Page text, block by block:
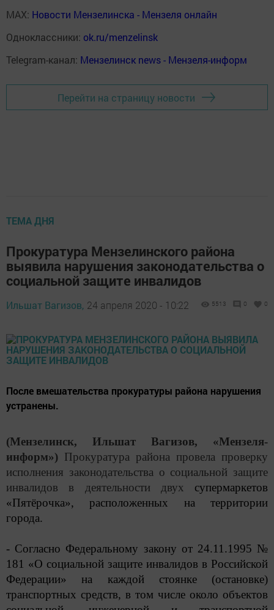
MAX: Новости Мензелинска - Мензеля онлайн
Одноклассники: ok.ru/menzelinsk
Telegram-канал: Мензелинск news - Мензеля-информ
Перейти на страницу новости
ТЕМА ДНЯ
Прокуратура Мензелинского района
выявила нарушения законодательства о
социальной защите инвалидов
Ильшат Вагизов, 24 апреля 2020 - 10:22 5513 0 0
После вмешательства прокуратуры района нарушения
устранены.
(Мензелинск, Ильшат Вагизов, «Мензеля-
информ») Прокуратура района провела проверку
исполнения законодательства о социальной защите
инвалидов в деятельности двух супермаркетов
«Пятёрочка», расположенных на территории
города.
- Согласно Федеральному закону от 24.11.1995 №
181 «О социальной защите инвалидов в Российской
Федерации» на каждой стоянке (остановке)
транспортных средств, в том числе около объектов